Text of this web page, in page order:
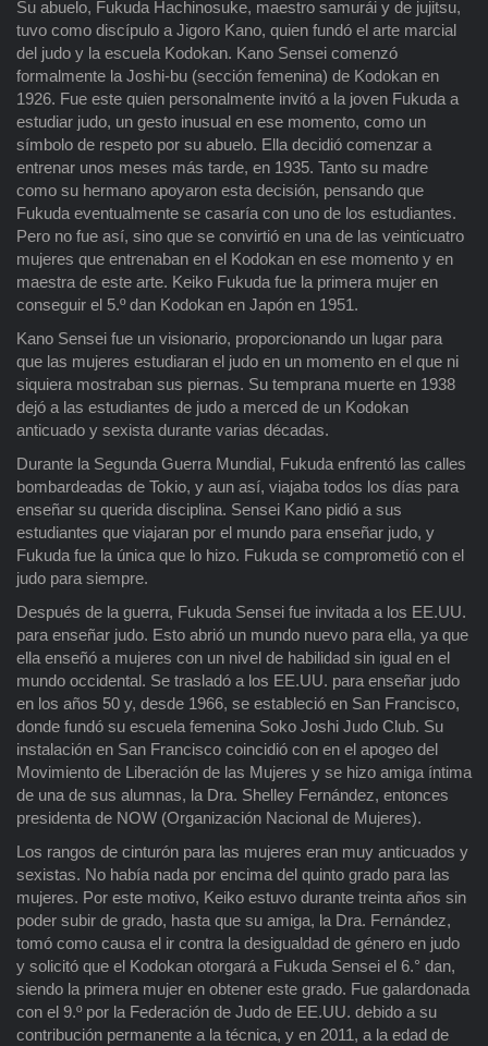
Su abuelo, Fukuda Hachinosuke, maestro samurái y de jujitsu,
tuvo como discípulo a Jigoro Kano, quien fundó el arte marcial
del judo y la escuela Kodokan. Kano Sensei comenzó
formalmente la Joshi-bu (sección femenina) de Kodokan en
1926. Fue este quien personalmente invitó a la joven Fukuda a
estudiar judo, un gesto inusual en ese momento, como un
símbolo de respeto por su abuelo. Ella decidió comenzar a
entrenar unos meses más tarde, en 1935. Tanto su madre
como su hermano apoyaron esta decisión, pensando que
Fukuda eventualmente se casaría con uno de los estudiantes.
Pero no fue así, sino que se convirtió en una de las veinticuatro
mujeres que entrenaban en el Kodokan en ese momento y en
maestra de este arte. Keiko Fukuda fue la primera mujer en
conseguir el 5.º dan Kodokan en Japón en 1951.
Kano Sensei fue un visionario, proporcionando un lugar para
que las mujeres estudiaran el judo en un momento en el que ni
siquiera mostraban sus piernas. Su temprana muerte en 1938
dejó a las estudiantes de judo a merced de un Kodokan
anticuado y sexista durante varias décadas.
Durante la Segunda Guerra Mundial, Fukuda enfrentó las calles
bombardeadas de Tokio, y aun así, viajaba todos los días para
enseñar su querida disciplina. Sensei Kano pidió a sus
estudiantes que viajaran por el mundo para enseñar judo, y
Fukuda fue la única que lo hizo. Fukuda se comprometió con el
judo para siempre.
Después de la guerra, Fukuda Sensei fue invitada a los EE.UU.
para enseñar judo. Esto abrió un mundo nuevo para ella, ya que
ella enseñó a mujeres con un nivel de habilidad sin igual en el
mundo occidental. Se trasladó a los EE.UU. para enseñar judo
en los años 50 y, desde 1966, se estableció en San Francisco,
donde fundó su escuela femenina Soko Joshi Judo Club. Su
instalación en San Francisco coincidió con en el apogeo del
Movimiento de Liberación de las Mujeres y se hizo amiga íntima
de una de sus alumnas, la Dra. Shelley Fernández, entonces
presidenta de NOW (Organización Nacional de Mujeres).
Los rangos de cinturón para las mujeres eran muy anticuados y
sexistas. No había nada por encima del quinto grado para las
mujeres. Por este motivo, Keiko estuvo durante treinta años sin
poder subir de grado, hasta que su amiga, la Dra. Fernández,
tomó como causa el ir contra la desigualdad de género en judo
y solicitó que el Kodokan otorgará a Fukuda Sensei el 6.° dan,
siendo la primera mujer en obtener este grado. Fue galardonada
con el 9.º por la Federación de Judo de EE.UU. debido a su
contribución permanente a la técnica, y en 2011, a la edad de